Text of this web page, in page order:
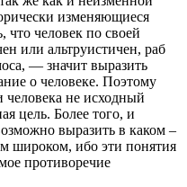
изменяющиеся
что человек по своей
или альтруистичен, раб
— значит выразить
о человеке. Поэтому
не исходный
цель. Более того, и
выразить в каком –
широком, ибо эти понятия
противоречие